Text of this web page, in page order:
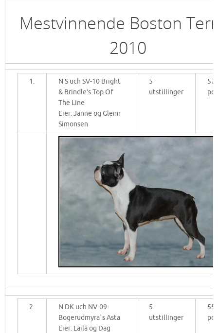
Mestvinnende Boston
2010
1.
N S uch SV-10 Bright
& Brindle’s Top Of
The Line
Eier: Janne og Glenn
Simonsen
5
utstillinger
57
2.
N DK uch NV-09
Bogerudmyra`s Asta
Eier: Laila og Dag
5
utstillinger
55